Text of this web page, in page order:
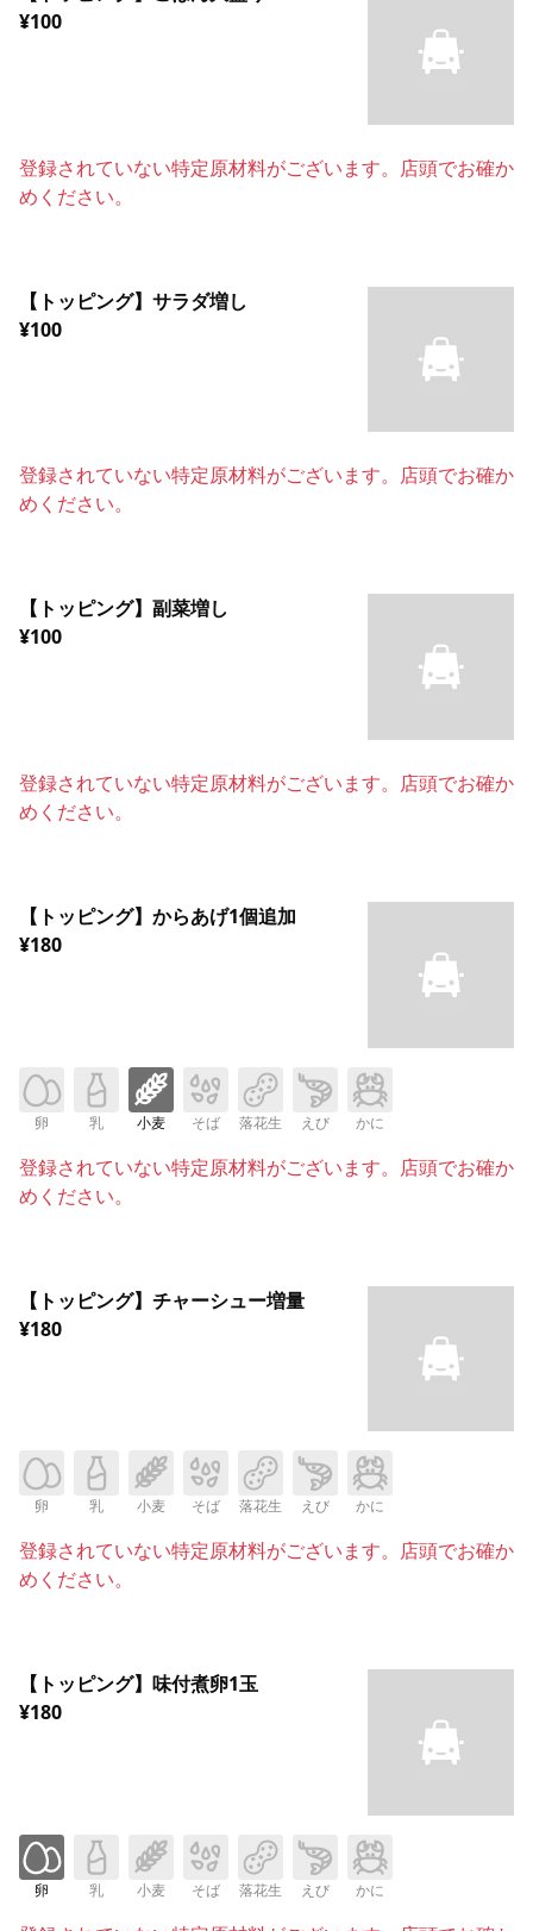
¥100
登録されていない特定原材料がございます。店頭でお確か
めください。
【トッピング】サラダ増し
¥100
登録されていない特定原材料がございます。店頭でお確か
めください。
【トッピング】副菜増し
¥100
登録されていない特定原材料がございます。店頭でお確か
めください。
【トッピング】からあげ1個追加
¥180
卵 乳 小麦 そば 落花生 えび かに
登録されていない特定原材料がございます。店頭でお確か
めください。
【トッピング】チャーシュー増量
¥180
卵 乳 小麦 そば 落花生 えび かに
登録されていない特定原材料がございます。店頭でお確か
めください。
【トッピング】味付煮卵1玉
¥180
卵 乳 小麦 そば 落花生 えび かに